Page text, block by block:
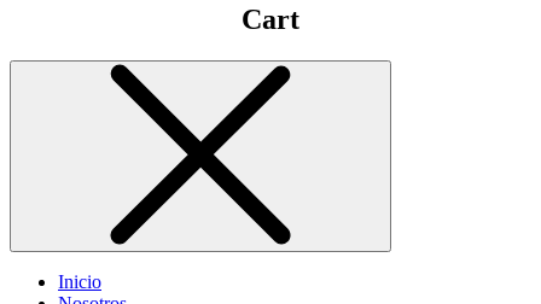
Cart
Inicio